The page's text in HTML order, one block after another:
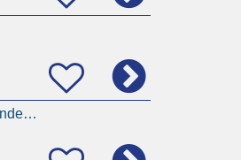
Pflegekraft (m/w/d) in Teilzeit (30 Wochenstunden) - Zentrale Diakoniestation Münchberg-Helmbrechts